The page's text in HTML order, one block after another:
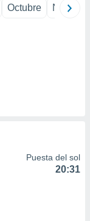
Octubre
Puesta del sol
20:31